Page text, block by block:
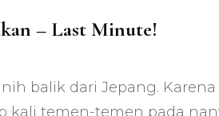
– Last Minute!
balik dari Jepang. Karena
kali temen-temen pada